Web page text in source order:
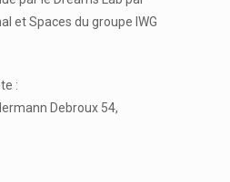
et Spaces du groupe IWG
:
Debroux 54,